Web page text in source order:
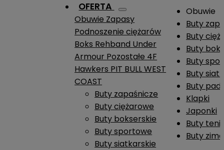
OFERTA
Obuwie Zapasy
Podnoszenie ciężarów
Boks Rehband Under
Armour Pozostałe 4F
Hawkers PIT BULL WEST
COAST
Buty zapaśnicze
Buty ciężarowe
Buty bokserskie
Buty sportowe
Buty siatkarskie
Obuwie
Buty
Buty
Buty
Buty
Buty
Buty
Klapki
Japonki
Buty
Buty